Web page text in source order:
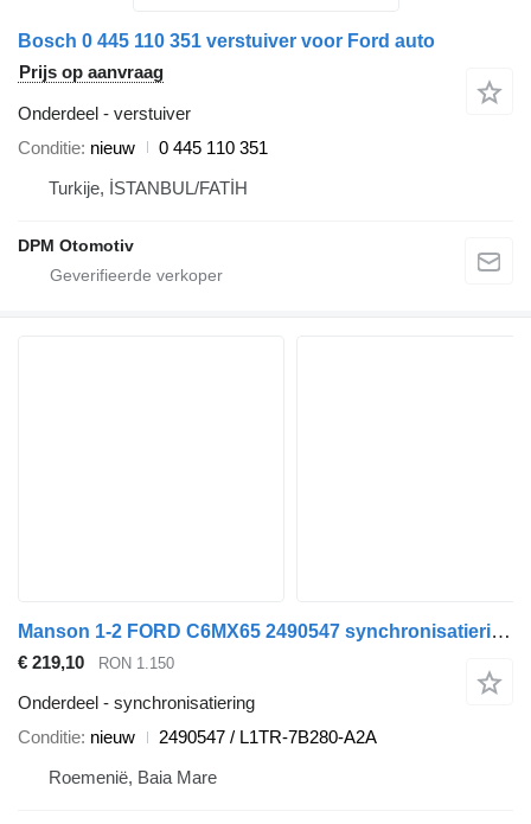
Bosch 0 445 110 351 verstuiver voor Ford auto
Prijs op aanvraag
Onderdeel - verstuiver
Conditie nieuw
0 445 110 351
Turkije, İSTANBUL/FATİH
DPM Otomotiv
Manson 1-2 FORD C6MX65 2490547 synchronisatiering voor Ford auto
€ 219,10 RON 1.150
Onderdeel - synchronisatiering
Conditie nieuw
2490547 / L1TR-7B280-A2A
Roemenië, Baia Mare